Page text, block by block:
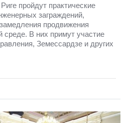
пройдут практические
заграждений,
продвижения
среде. В них примут участие
Земессардзе и других